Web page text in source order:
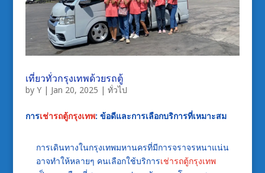
เที่ยวทั่วกรุงเทพด้วยรถตู้
by Y| Jan 20, 2025 | ทั่วไป
การเช่ารถตู้กรุงเทพ: ข้อดีและการเลือกบริการที่เหมาะสม
การเดินทางในกรุงเทพมหานครที่มีการจราจรหนาแน่น
อาจทำให้หลายๆ คนเลือกใช้บริการเช่ารถตู้กรุงเทพ